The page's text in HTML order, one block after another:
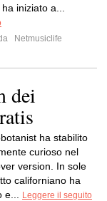
iniziato a...
Netmusiclife
dei
ha stabilito
curioso nel
version. In sole
californiano ha
e...
Leggere il seguito